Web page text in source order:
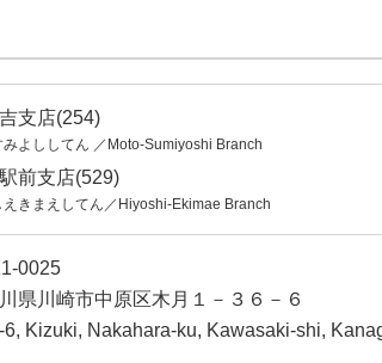
支店(254)
みよししてん ／Moto-Sumiyoshi Branch
前支店(529)
えきまえしてん／Hiyoshi-Ekimae Branch
0025
県川崎市中原区木月１－３６－６
6, Kizuki, Nakahara-ku, Kawasaki-shi,